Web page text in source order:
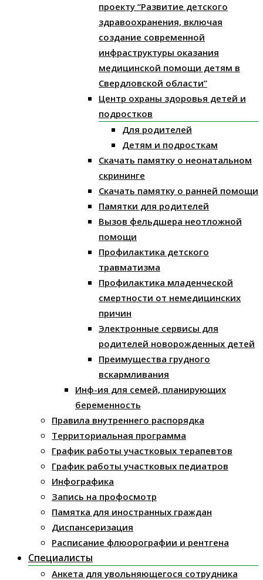
проекту “Развитие детского
здравоохранения, включая
создание современной
инфраструктуры оказания
медицинской помощи детям в
Свердловской области”
Центр охраны здоровья детей и
подростков
Для родителей
Детям и подросткам
Скачать памятку о неонатальном
скрининге
Скачать памятку о ранней помощи
Памятки для родителей
Вызов фельдшера неотложной
помощи
Профилактика детского
травматизма
Профилактика младенческой
смертности от немедицинских
причин
Электронные сервисы для
родителей новорожденных детей
Преимущества грудного
вскармливания
Инф-ия для семей, планирующих
беременность
Правила внутреннего распорядка
Территориальная программа
График работы участковых терапевтов
График работы участковых педиатров
Инфографика
Запись на профосмотр
Памятка для иностранных граждан
Диспансеризация
Расписание флюорографии и рентгена
Специалисты
Анкета для увольняющегося сотрудника